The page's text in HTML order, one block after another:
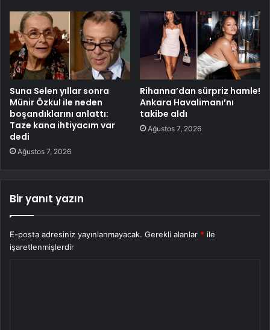
Suna Selen yıllar sonra
Münir Özkul ile neden
boşandıklarını anlattı:
Taze kana ihtiyacım var
dedi
Ağustos 7, 2026
Rihanna’dan sürpriz hamle!
Ankara Havalimanı’nı
takibe aldı
Ağustos 7, 2026
Bir yanıt yazın
E-posta adresiniz yayınlanmayacak. Gerekli alanlar * ile
işaretlenmişlerdir